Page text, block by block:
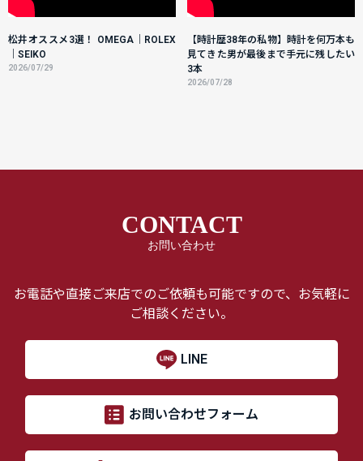
松井オススメ3選！ OMEGA｜ROLEX
｜SEIKO
2026/07/29
【時計歴38年の私物】時計を何万本も
見てきた男が最後まで手元に残したい
3本
2026/07/28
CONTACT
お問い合わせ
お電話や直接ご来店でのご依頼も可能ですので、お気軽に
ご相談ください。
LINE
お問い合わせフォーム